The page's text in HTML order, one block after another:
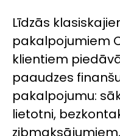
Līdzās
pakalpojumiem
klientiem
paaudzes
pakalpojumu:
lietotni,